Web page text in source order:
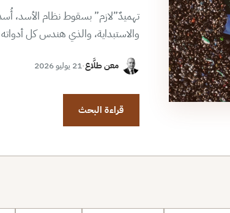
تهميدٌ”لازم” بسقوط نظام الأسد،
والاستبداية، والذي هندس كل
معن طلَّاع·21 يوليو 2026
قراءة البحث